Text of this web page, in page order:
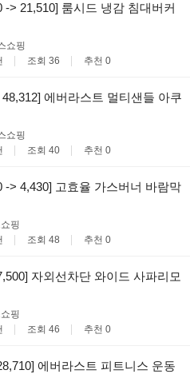
-> 21,510] 룸시드 냉감 침대버커
쇼핑
조회 36 추천 0
48,312] 에버라스트 멀티샌들 아쿠
쇼핑
조회 40 추천 0
-> 4,430] 고효율 가스버너 바람막
핑
조회 48 추천 0
자외선차단 와이드 사파리모
핑
조회 46 추천 0
에버라스트 피트니스 운동